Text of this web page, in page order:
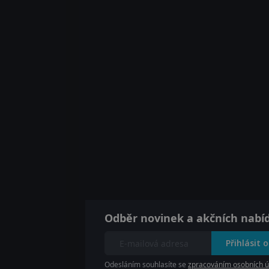
Odběr novinek a akčních
Přihlásit
Odesláním souhlasíte se zpracováním osobních